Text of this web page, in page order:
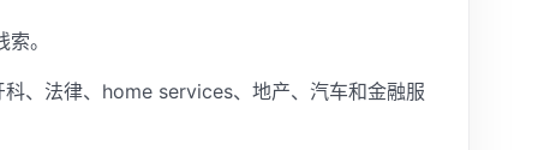
。
、法律、home services、地产、汽车和金融服